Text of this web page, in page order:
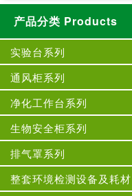
产品分类 Products
实验台系列
通风柜系列
净化工作台系列
生物安全柜系列
排气罩系列
整套环境检测设备及耗材